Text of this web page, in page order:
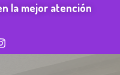
la mejor atención